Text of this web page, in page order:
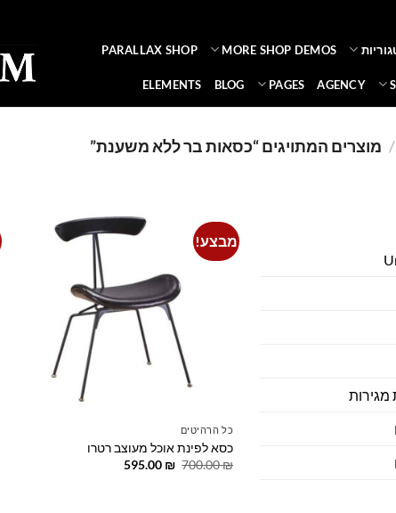
MORE SHOP DEMOS
PARALLAX SHOP
AGENCY
PAGES
BLOG
ELEMENTS
/ מוצרים המתויגים “כסאות בר ללא משענת”
מגירות
מבצע!
כל הרהיטים
כסא לפינת אוכל מעוצב רטרו
700.00₪
המחיר
595.00 ₪